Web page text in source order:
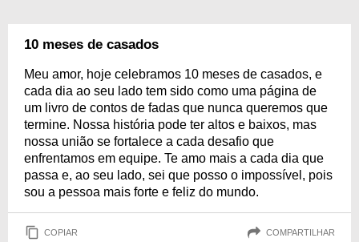
10 meses de casados
Meu amor, hoje celebramos 10 meses de casados, e
cada dia ao seu lado tem sido como uma página de
um livro de contos de fadas que nunca queremos que
termine. Nossa história pode ter altos e baixos, mas
nossa união se fortalece a cada desafio que
enfrentamos em equipe. Te amo mais a cada dia que
passa e, ao seu lado, sei que posso o impossível, pois
sou a pessoa mais forte e feliz do mundo.
COPIAR COMPARTILHAR